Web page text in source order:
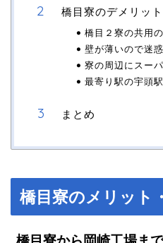
橋目寮のデメリッ
橋目２寮の共用
壁が薄いので迷
寮の周辺にスー
最寄り駅の宇頭
まとめ
橋目寮のメリット